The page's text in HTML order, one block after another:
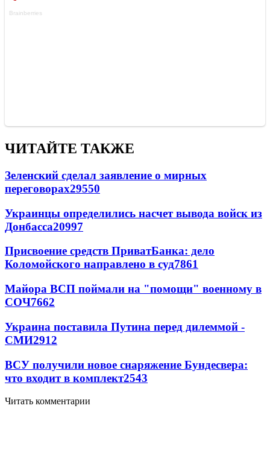
ЧИТАЙТЕ ТАКЖЕ
Зеленский сделал заявление о мирных
переговорах29550
Украинцы определились насчет вывода войск из
Донбасса20997
Присвоение средств ПриватБанка: дело
Коломойского направлено в суд7861
Майора ВСП поймали на "помощи" военному в
СОЧ7662
Украина поставила Путина перед дилеммой -
СМИ2912
ВСУ получили новое снаряжение Бундесвера:
что входит в комплект2543
Читать комментарии